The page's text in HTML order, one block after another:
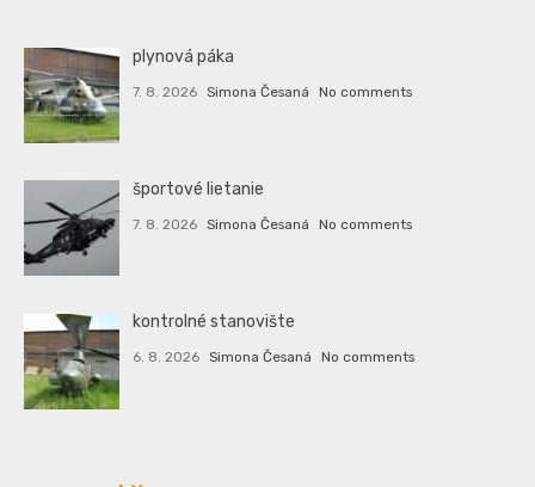
plynová páka
7. 8. 2026 Simona Česaná No comments
športové lietanie
7. 8. 2026 Simona Česaná No comments
kontrolné stanovište
6. 8. 2026 Simona Česaná No comments